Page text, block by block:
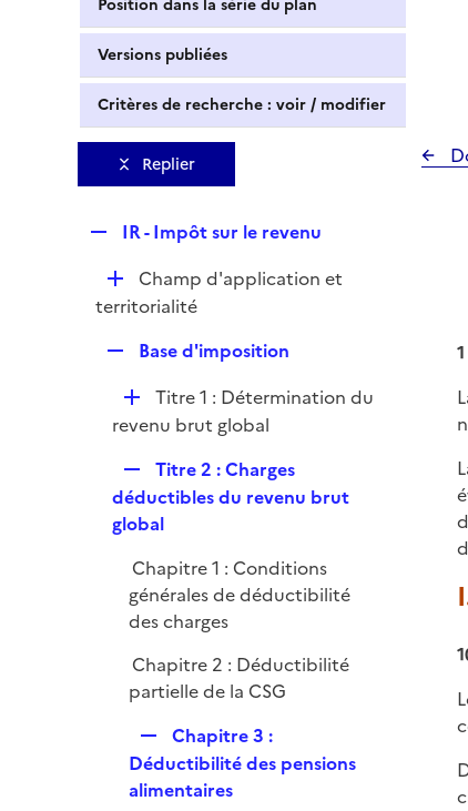
Position dans la série du plan
Versions publiées
Critères de recherche : voir / modifier
Replier
p
l
IR - Impôt sur le revenu
D
é
i
e
r
Champ d'application et
territorialité
p
l
r
Base d'imposition
D
é
i
e
r
Titre 1 : Détermination du
revenu brut global
e
p
i
e
r
Titre 2 : Charges
déductibles du revenu brut
global
Chapitre 1 : Conditions
générales de déductibilité
des charges
Chapitre 2 : Déductibilité
partielle de la CSG
e
p
Chapitre 3 :
Déductibilité des pensions
alimentaires
1